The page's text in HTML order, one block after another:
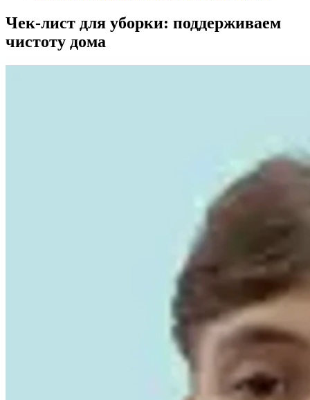
Чек-лист для уборки: поддерживаем
чистоту дома